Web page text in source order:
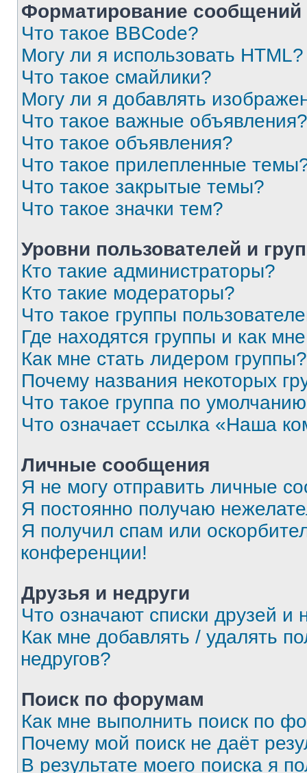
Форматирование
Что такое BBCode?
Могу ли я использовать HTML?
Что такое смайлики?
Могу ли я добавлять
Что такое важные объявления?
Что такое объявления?
Что такое прилепленные
Что такое закрытые темы?
Что такое значки тем?
Уровни пользователей и
Кто такие администраторы?
Кто такие модераторы?
Что такое группы
Где находятся группы и как
Как мне стать лидером группы?
Почему названия некоторых
Что такое группа по
Что означает ссылка «Наша
Личные сообщения
Я не могу отправить личные
Я постоянно получаю
Я получил спам или
конференции!
Друзья и недруги
Что означают списки друзей и
Как мне добавлять / удалять
недругов?
Поиск по форумам
Как мне выполнить поиск по
Почему мой поиск не даёт
В результате моего поиска я